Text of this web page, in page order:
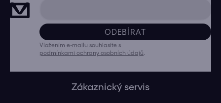
ODEBÍRAT
Vložením e-mailu souhlasíte s
podmínkami ochrany osobních údajů
Zákaznický servis